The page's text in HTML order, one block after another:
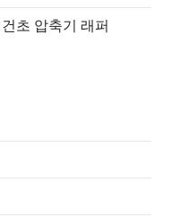
초 압축기 래퍼